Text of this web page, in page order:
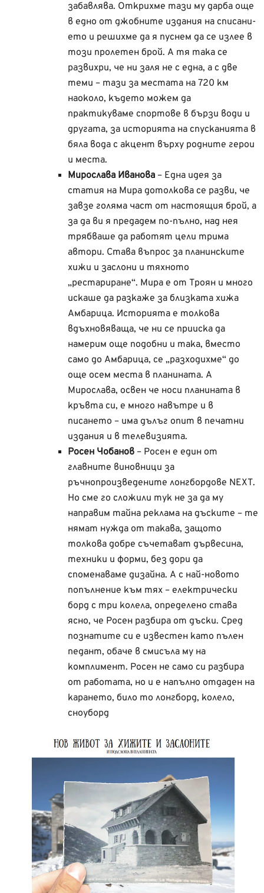
забавлява. Открихме тази му дарба още
в едно от джобните издания на списани-
ето и решихме да я пуснем да се излее в
този пролетен брой. А тя така се
развихри, че ни заля не с една, а с две
теми – тази за местата на 720 км
наоколо, където можем да
практикуваме спортове в бързи води и
другата, за историята на спусканията в
бяла вода с акцент върху родните герои
и места.
Мирослава Иванова – Една идея за
статия на Мира дотолкова се разви, че
завзе голяма част от настоящия брой, а
за да ви я предадем по-пълно, над нея
трябваше да работят цели трима
автори. Става въпрос за планинските
хижи и заслони и тяхното
„рестариране“. Мира е от Троян и много
искаше да разкаже за близката хижа
Амбарица. Историята е толкова
вдъхновяваща, че ни се прииска да
намерим още подобни и така, вместо
само до Амбарица, се „разходихме“ до
още осем места в планината. А
Мирослава, освен че носи планината в
кръвта си, е много навътре и в
писането – има дълъг опит в печатни
издания и в телевизията.
Росен Чобанов – Росен е един от
главните виновници за
ръчнопроизведените лонгбордове NEXT.
Но сме го сложили тук не за да му
направим тайна реклама на дъските – те
нямат нужда от такава, защото
толкова добре съчетават дървесина,
техники и форми, без дори да
споменаваме дизайна. А с най-новото
попълнение към тях – електрически
борд с три колела, определено става
ясно, че Росен разбира от дъски. Сред
познатите си е известен като пълен
педант, обаче в смисъла му на
комплимент. Росен не само си разбира
от работата, но и е напълно отдаден на
карането, било то лонгборд, колело,
сноуборд